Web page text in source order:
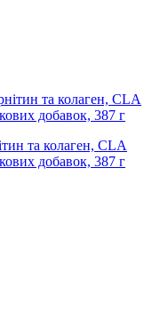
та колаген, CLA
добавок, 387 г